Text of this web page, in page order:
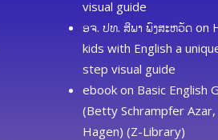
visual guide
ອຈ. ປທ. ສີພາ ພົງສະຫວັດ on
kids with English a
step visual guide
ebook on Basic English
(Betty Schrampfer Azar,
Hagen) (Z-Library)